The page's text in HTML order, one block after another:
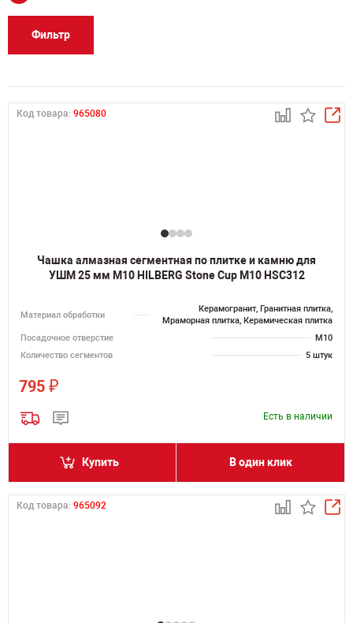
Фильтр
Код товара: 965080
Чашка алмазная сегментная по плитке и камню для
УШМ 25 мм M10 HILBERG Stone Cup М10 HSC312
Материал обработки
Керамогранит, Гранитная плитка,
Мраморная плитка, Керамическая плитка
Посадочное отверстие
M10
Количество сегментов
5 штук
795 ₽
Есть в наличии
Купить В один клик
Код товара: 965092